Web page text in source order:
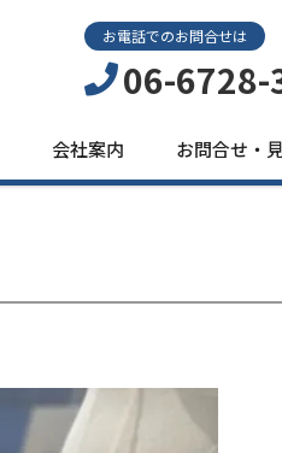
お電話でのお問合せは
06-6728-
会社案内 お問合せ・